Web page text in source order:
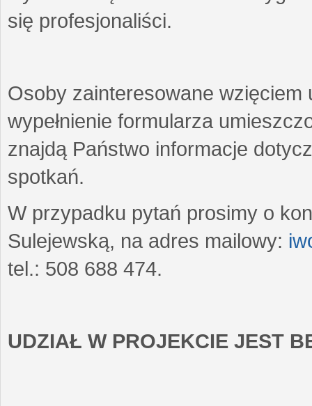
się profesjonaliści.
Osoby zainteresowane wzięciem
wypełnienie formularza
znajdą Państwo informacje
spotkań.
W przypadku pytań prosimy o
Sulejewską, na adres mailowy:
tel.: 508 688 474.
UDZIAŁ W PROJEKCIE JEST